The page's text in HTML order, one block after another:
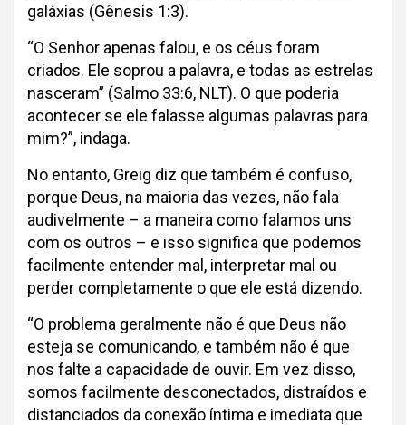
galáxias (Gênesis 1:3).
“O Senhor apenas falou, e os céus foram
criados. Ele soprou a palavra, e todas as estrelas
nasceram” (Salmo 33:6, NLT). O que poderia
acontecer se ele falasse algumas palavras para
mim?”, indaga.
No entanto, Greig diz que também é confuso,
porque Deus, na maioria das vezes, não fala
audivelmente – a maneira como falamos uns
com os outros – e isso significa que podemos
facilmente entender mal, interpretar mal ou
perder completamente o que ele está dizendo.
“O problema geralmente não é que Deus não
esteja se comunicando, e também não é que
nos falte a capacidade de ouvir. Em vez disso,
somos facilmente desconectados, distraídos e
distanciados da conexão íntima e imediata que